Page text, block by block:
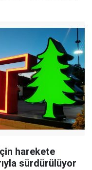
harekete
sürdürülüyor